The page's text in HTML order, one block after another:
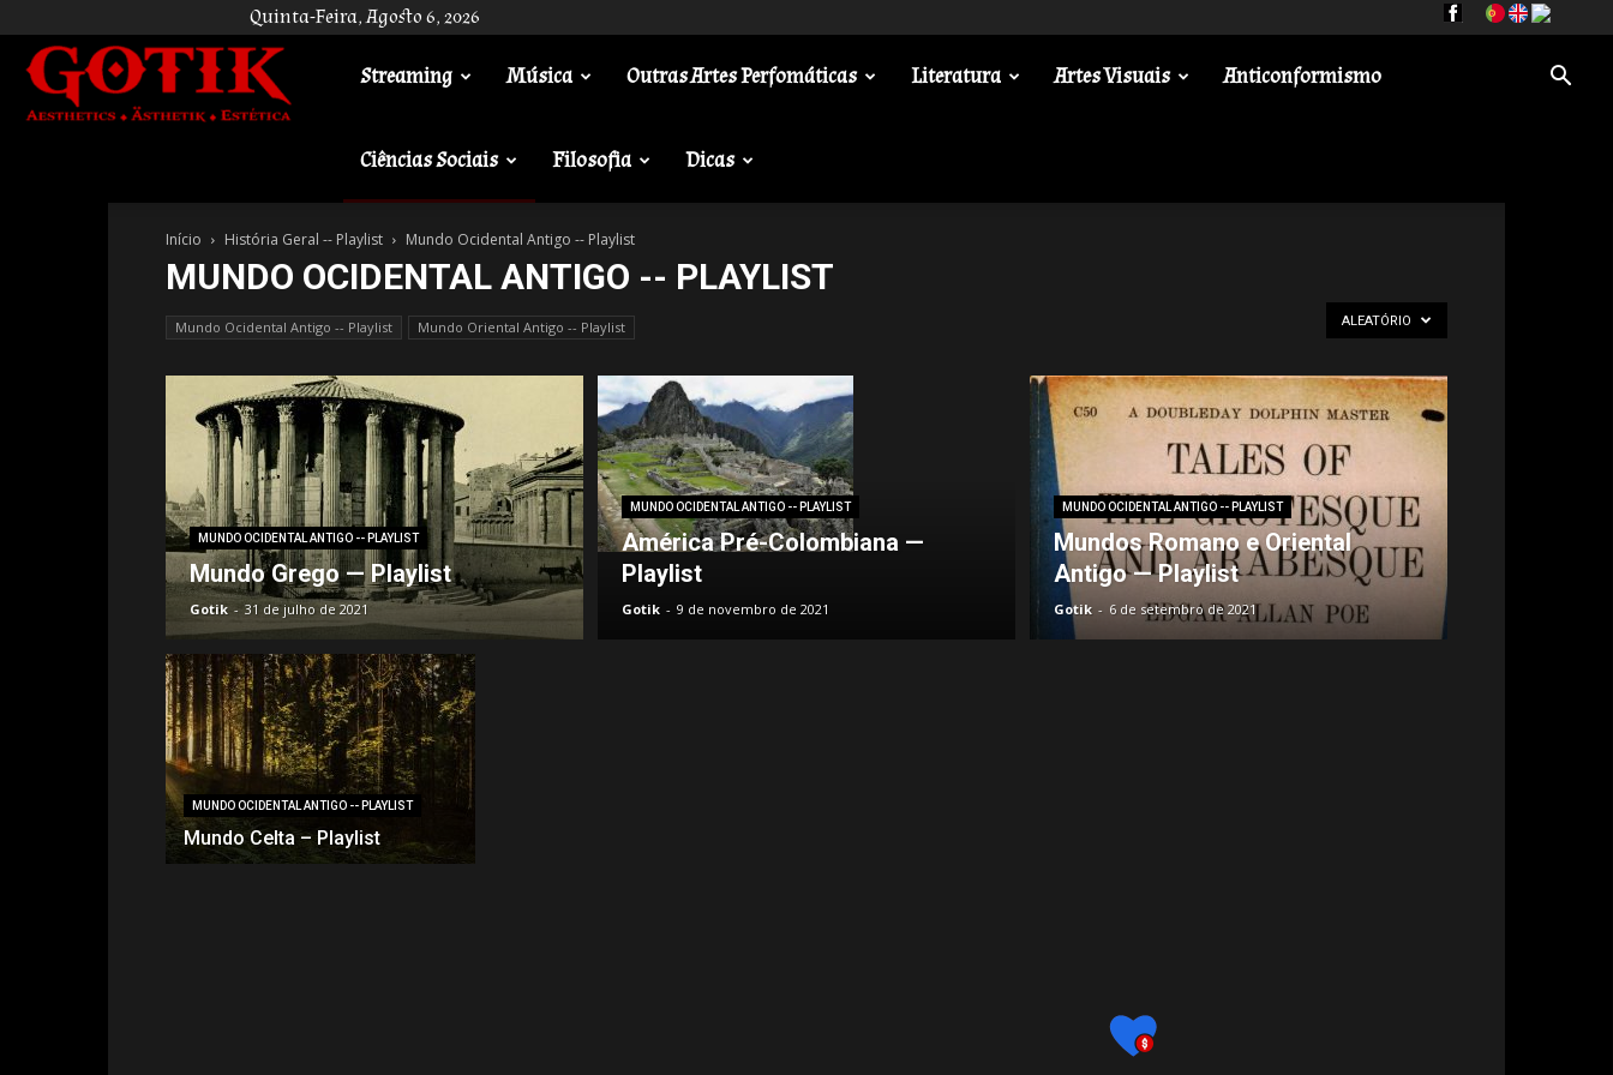
Quinta-Feira, Agosto 6, 2026
Streaming Música Outras Artes Perfomáticas Literatura Artes Visuais Anticonformismo
Ciências Sociais Filosofia Dicas
Início História Geral -- Playlist Mundo Ocidental Antigo -- Playlist
MUNDO OCIDENTAL ANTIGO -- PLAYLIST
Mundo Ocidental Antigo -- Playlist Mundo Oriental Antigo -- Playlist ALEATÓRIO
MUNDO OCIDENTAL ANTIGO -- PLAYLIST
Mundo Grego — Playlist
Gotik - 31 de julho de 2021
MUNDO OCIDENTAL ANTIGO -- PLAYLIST
América Pré-Colombiana —
Playlist
Gotik - 9 de novembro de 2021
MUNDO OCIDENTAL ANTIGO -- PLAYLIST
Mundos Romano e Oriental
Antigo — Playlist
Gotik - 6 de setembro de 2021
MUNDO OCIDENTAL ANTIGO -- PLAYLIST
Mundo Celta – Playlist